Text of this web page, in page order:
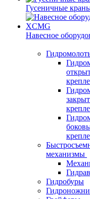
Гусеничные
Навесное
механизмы
Гидробуры